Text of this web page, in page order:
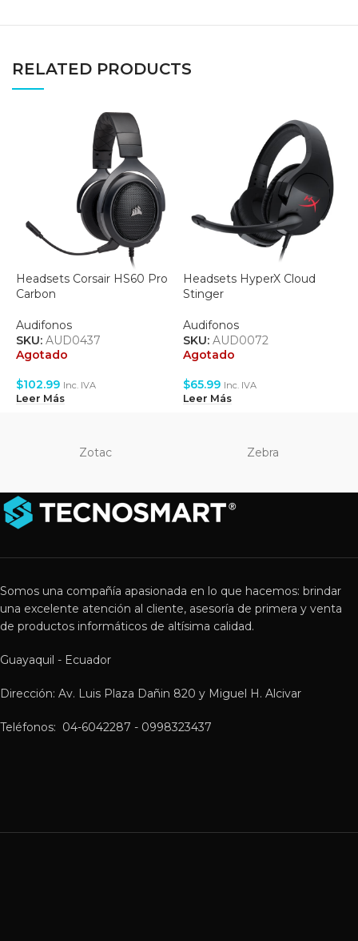
RELATED PRODUCTS
Headsets Corsair HS60 Pro
Carbon
Audifonos
SKU: AUD0437
Agotado
$102.99 Inc. IVA
Leer Más
Headsets HyperX Cloud
Stinger
Audifonos
SKU: AUD0072
Agotado
$65.99 Inc. IVA
Leer Más
Zotac Zebra
Somos una compañía apasionada en lo que hacemos: brindar
una excelente atención al cliente, asesoría de primera y venta
de productos informáticos de altísima calidad.
Guayaquil - Ecuador
Dirección: Av. Luis Plaza Dañin 820 y Miguel H. Alcivar
Teléfonos: 04-6042287 - 0998323437